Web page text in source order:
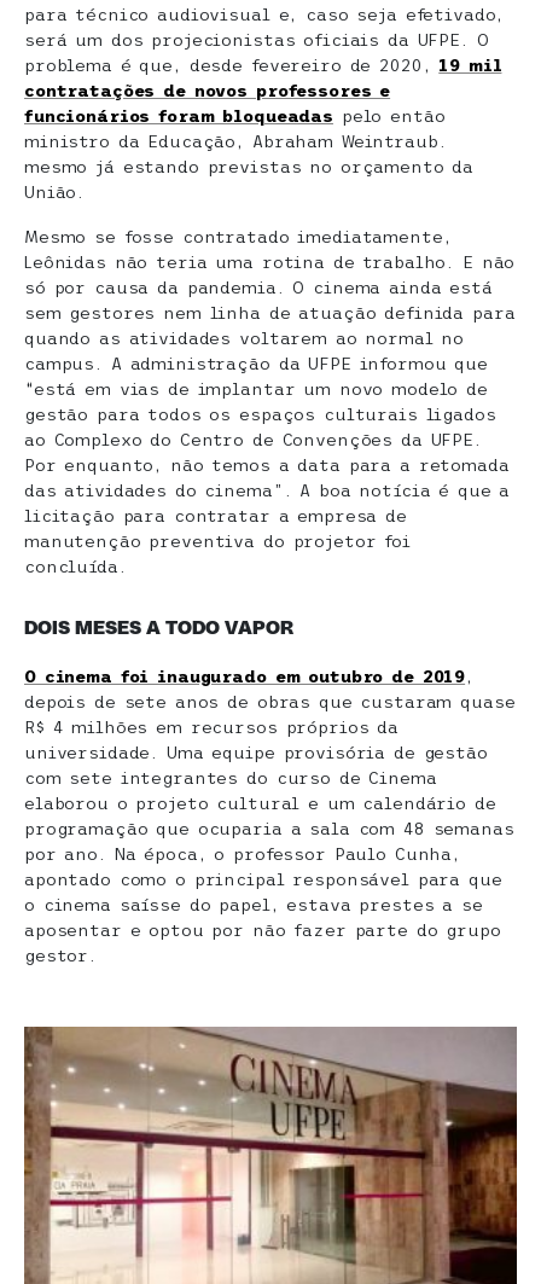
para técnico audiovisual e, caso seja efetivado,
será um dos projecionistas oficiais da UFPE. O
problema é que, desde fevereiro de 2020, 19 mil
contratações de novos professores e
funcionários foram bloqueadas pelo então
ministro da Educação, Abraham Weintraub.
mesmo já estando previstas no orçamento da
União.
Mesmo se fosse contratado imediatamente,
Leônidas não teria uma rotina de trabalho. E não
só por causa da pandemia. O cinema ainda está
sem gestores nem linha de atuação definida para
quando as atividades voltarem ao normal no
campus. A administração da UFPE informou que
“está em vias de implantar um novo modelo de
gestão para todos os espaços culturais ligados
ao Complexo do Centro de Convenções da UFPE.
Por enquanto, não temos a data para a retomada
das atividades do cinema”. A boa notícia é que a
licitação para contratar a empresa de
manutenção preventiva do projetor foi
concluída.
DOIS MESES A TODO VAPOR
O cinema foi inaugurado em outubro de 2019,
depois de sete anos de obras que custaram quase
R$ 4 milhões em recursos próprios da
universidade. Uma equipe provisória de gestão
com sete integrantes do curso de Cinema
elaborou o projeto cultural e um calendário de
programação que ocuparia a sala com 48 semanas
por ano. Na época, o professor Paulo Cunha,
apontado como o principal responsável para que
o cinema saísse do papel, estava prestes a se
aposentar e optou por não fazer parte do grupo
gestor.